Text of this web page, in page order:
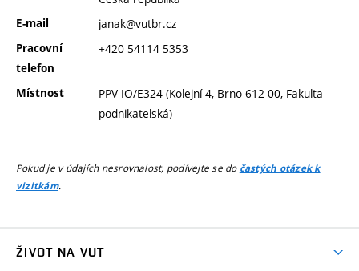
E-mail janak@vutbr.cz
Pracovní
telefon
+420 54114 5353
Místnost
PPV IO/E324 (Kolejní 4, Brno 612 00, Fakulta
podnikatelská)
Pokud je v údajích nesrovnalost, podívejte se do častých otázek k
vizitkám.
ŽIVOT NA VUT